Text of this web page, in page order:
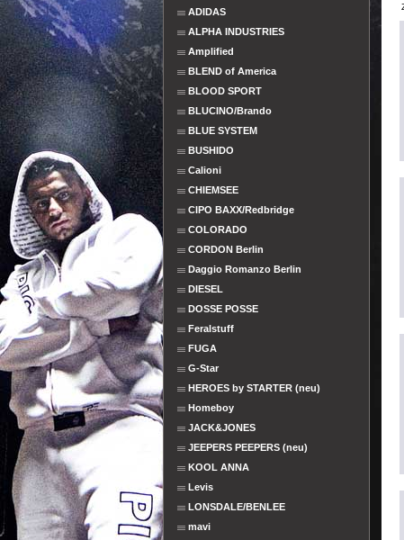
ADIDAS
ALPHA INDUSTRIES
Amplified
BLEND of America
BLOOD SPORT
BLUCINO/Brando
BLUE SYSTEM
BUSHIDO
Calioni
CHIEMSEE
CIPO BAXX/Redbridge
COLORADO
CORDON Berlin
Daggio Romanzo Berlin
DIESEL
DOSSE POSSE
Feralstuff
FUGA
G-Star
HEROES by STARTER (neu)
Homeboy
JACK&JONES
JEEPERS PEEPERS (neu)
KOOL ANNA
Levis
LONSDALE/BENLEE
mavi